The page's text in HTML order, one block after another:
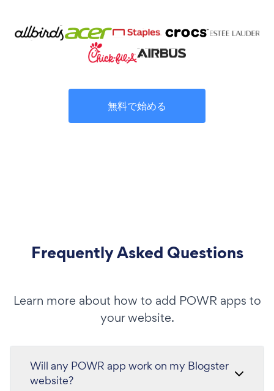
無料で始める
Frequently Asked Questions
Learn more about how to add POWR apps to
your website.
Will any POWR app work on my Blogster
website?